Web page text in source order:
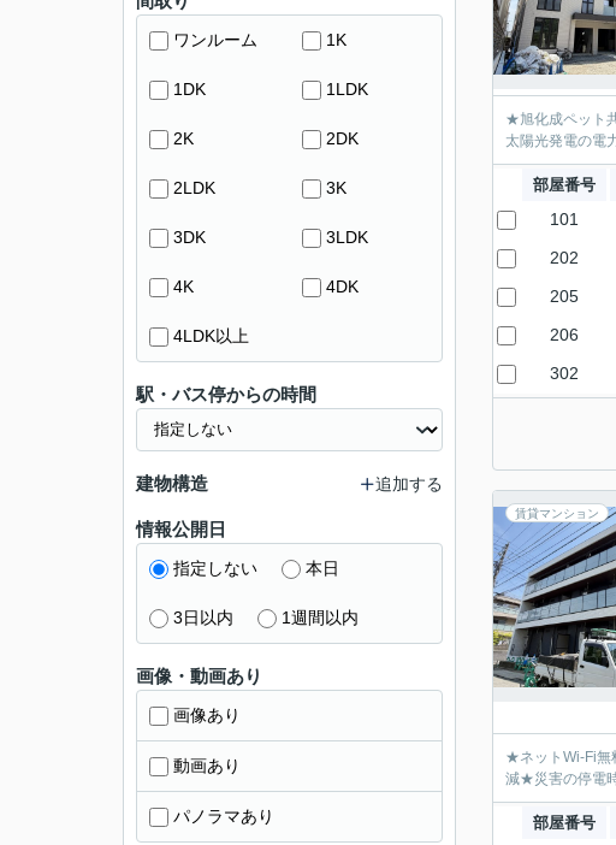
★旭化成ペット
太陽光発電の電
部屋番号
101
202
205
206
302
賃貸マンション
★ネットWi-Fi無
減★災害の停電
部屋番号
ワンルーム 1K
1DK 1LDK
2K 2DK
2LDK 3K
3DK 3LDK
4K 4DK
4LDK以上
駅・バス停からの時間
建物構造 追加する
情報公開日
指定しない 本日
3日以内 1週間以内
画像・動画あり
画像あり
動画あり
パノラマあり